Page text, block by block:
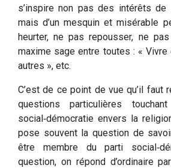
s’inspire non pas des intérêts
mais d’un mesquin et misérable
heurter, ne pas repousser, ne pas
maxime sage entre toutes : «
autres », etc.
C’est de ce point de vue qu’il faut
questions particulières
social‑démocratie envers la
pose souvent la question de
être membre du parti
question, on répond d’ordinaire